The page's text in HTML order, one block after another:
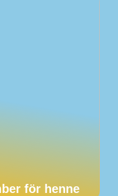
för henne